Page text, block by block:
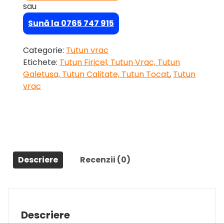
sau
Sună la 0765 747 915
Categorie: Tutun vrac
Etichete: Tutun Firicel, Tutun Vrac, Tutun
Galetusa, Tutun Calitate, Tutun Tocat, Tutun
vrac
Descriere Recenzii (0)
Descriere